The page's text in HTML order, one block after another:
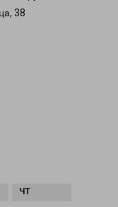
38